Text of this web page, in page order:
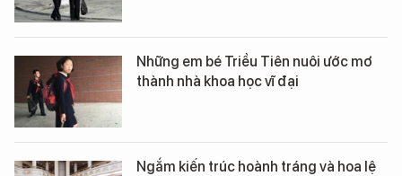
Những em bé Triều Tiên nuôi ước mơ
thành nhà khoa học vĩ đại
Ngắm kiến trúc hoành tráng và hoa lệ